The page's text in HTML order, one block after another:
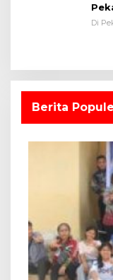
Di
Berita